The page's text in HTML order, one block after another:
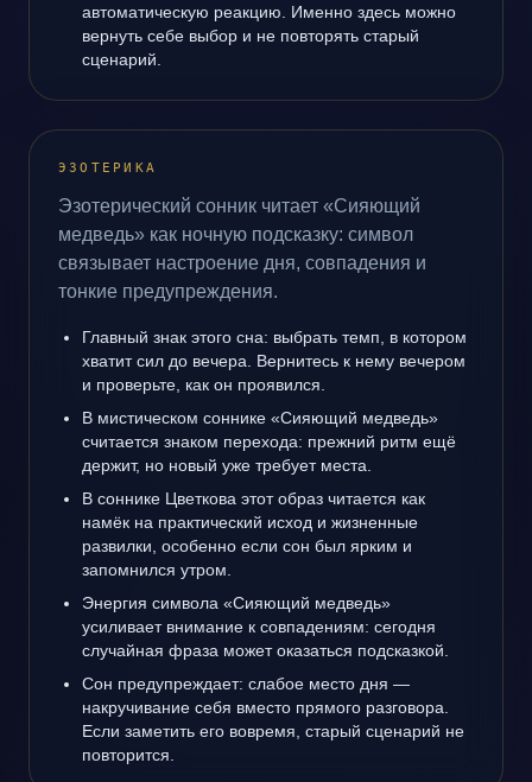
автоматическую реакцию. Именно здесь можно
вернуть себе выбор и не повторять старый
сценарий.
ЭЗОТЕРИКА
Эзотерический сонник читает «Сияющий
медведь» как ночную подсказку: символ
связывает настроение дня, совпадения и
тонкие предупреждения.
Главный знак этого сна: выбрать темп, в котором
хватит сил до вечера. Вернитесь к нему вечером
и проверьте, как он проявился.
В мистическом соннике «Сияющий медведь»
считается знаком перехода: прежний ритм ещё
держит, но новый уже требует места.
В соннике Цветкова этот образ читается как
намёк на практический исход и жизненные
развилки, особенно если сон был ярким и
запомнился утром.
Энергия символа «Сияющий медведь»
усиливает внимание к совпадениям: сегодня
случайная фраза может оказаться подсказкой.
Сон предупреждает: слабое место дня —
накручивание себя вместо прямого разговора.
Если заметить его вовремя, старый сценарий не
повторится.